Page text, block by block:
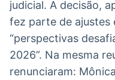
Soluções de
Tecnologia
judicial. A decisão,
fez parte de ajustes
“perspectivas
2026”. Na mesma
renunciaram: